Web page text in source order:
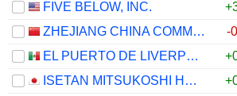
FIVE BELOW, INC.
ZHEJIANG CHINA COMMODITIES CITY GROUP CO., LTD.
-
EL PUERTO DE LIVERPOOL, S.A.B. DE C.V.
ISETAN MITSUKOSHI HOLDINGS LTD.